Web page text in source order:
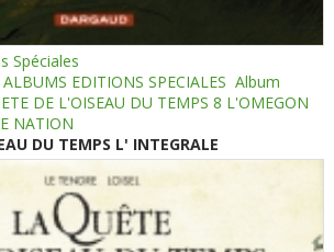
Spéciales
ALBUMS EDITIONS SPECIALES Album
DE L'OISEAU DU TEMPS 8 L'OMEGON
NATION
DU TEMPS L' INTEGRALE